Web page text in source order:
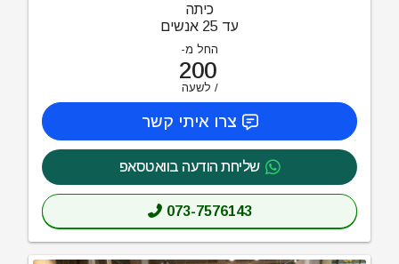
כיתה
עד 25 אנשים
החל מ-
200
לשעה
צרו איתי קשר
שליחת הודעה בוואטסאפ
073-7576143